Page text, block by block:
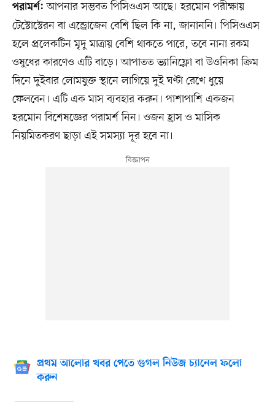
পরামর্শ: আপনার সম্ভবত পিসিওএস আছে। হরমোন পরীক্ষায়
টেস্টোস্টেরন বা এন্ড্রোজেন বেশি ছিল কি না, জানাননি। পিসিওএস
হলে প্রলেকটিন মৃদু মাত্রায় বেশি থাকতে পারে, তবে নানা রকম
ওষুধের কারণেও এটি বাড়ে। আপাতত ভ্যানিফ্লো বা উওনিকা ক্রিম
দিনে দুইবার লোমযুক্ত স্থানে লাগিয়ে দুই ঘণ্টা রেখে ধুয়ে
ফেলবেন। এটি এক মাস ব্যবহার করুন। পাশাপাশি একজন
হরমোন বিশেষজ্ঞের পরামর্শ নিন। ওজন হ্রাস ও মাসিক
নিয়মিতকরণ ছাড়া এই সমস্যা দূর হবে না।
প্রথম আলোর খবর পেতে গুগল নিউজ চ্যানেল ফলো
করুন